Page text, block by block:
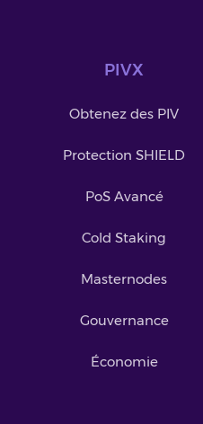
PIVX
Obtenez des PIV
Protection SHIELD
PoS Avancé
Cold Staking
Masternodes
Gouvernance
Économie